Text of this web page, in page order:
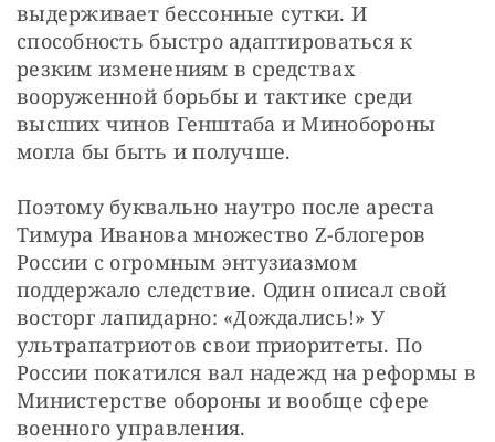
выдерживает бессонные сутки. И
способность быстро адаптироваться к
резким изменениям в средствах
вооруженной борьбы и тактике среди
высших чинов Генштаба и Минобороны
могла бы быть и получше.
Поэтому буквально наутро после ареста
Тимура Иванова множество Z-блогеров
России с огромным энтузиазмом
поддержало следствие. Один описал свой
восторг лапидарно: «Дождались!» У
ультрапатриотов свои приоритеты. По
России покатился вал надежд на реформы в
Министерстве обороны и вообще сфере
военного управления.